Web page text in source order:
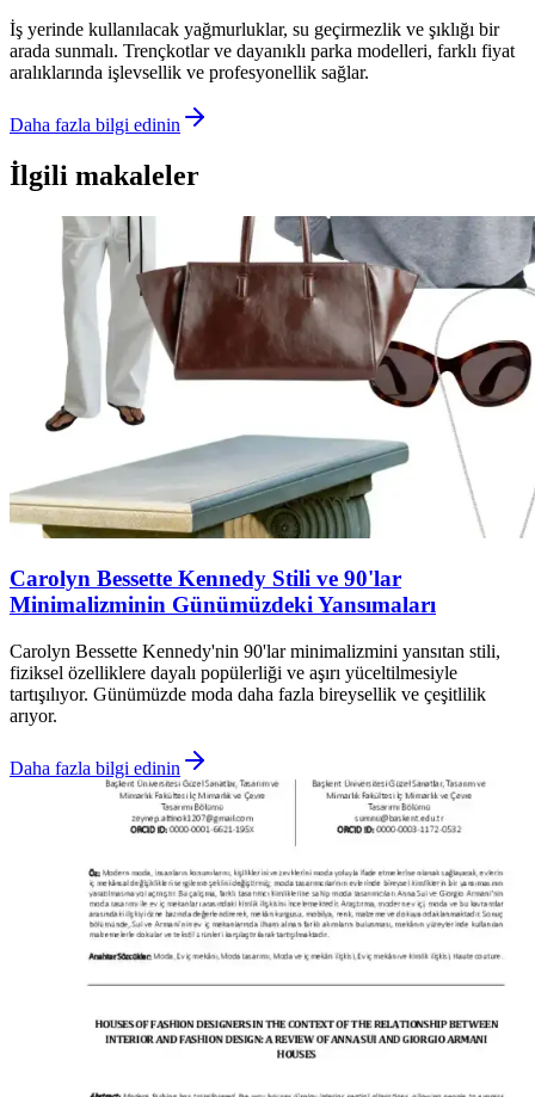
İş yerinde kullanılacak yağmurluklar, su geçirmezlik ve şıklığı bir
arada sunmalı. Trençkotlar ve dayanıklı parka modelleri, farklı fiyat
aralıklarında işlevsellik ve profesyonellik sağlar.
Daha fazla bilgi edinin
İlgili makaleler
Carolyn Bessette Kennedy Stili ve 90'lar
Minimalizminin Günümüzdeki Yansımaları
Carolyn Bessette Kennedy'nin 90'lar minimalizmini yansıtan stili,
fiziksel özelliklere dayalı popülerliği ve aşırı yüceltilmesiyle
tartışılıyor. Günümüzde moda daha fazla bireysellik ve çeşitlilik
arıyor.
Daha fazla bilgi edinin